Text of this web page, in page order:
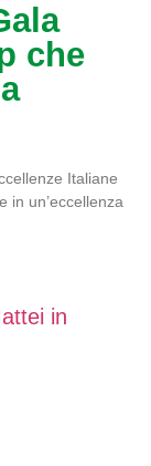
che
Italiane
in un’eccellenza